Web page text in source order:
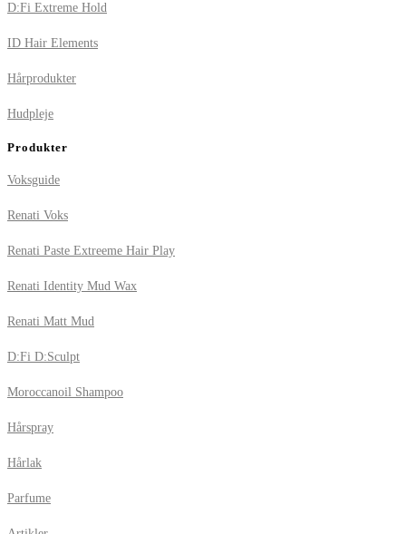
D:Fi Extreme Hold
ID Hair Elements
Hårprodukter
Hudpleje
Produkter
Voksguide
Renati Voks
Renati Paste Extreeme Hair Play
Renati Identity Mud Wax
Renati Matt Mud
D:Fi D:Sculpt
Moroccanoil Shampoo
Hårspray
Hårlak
Parfume